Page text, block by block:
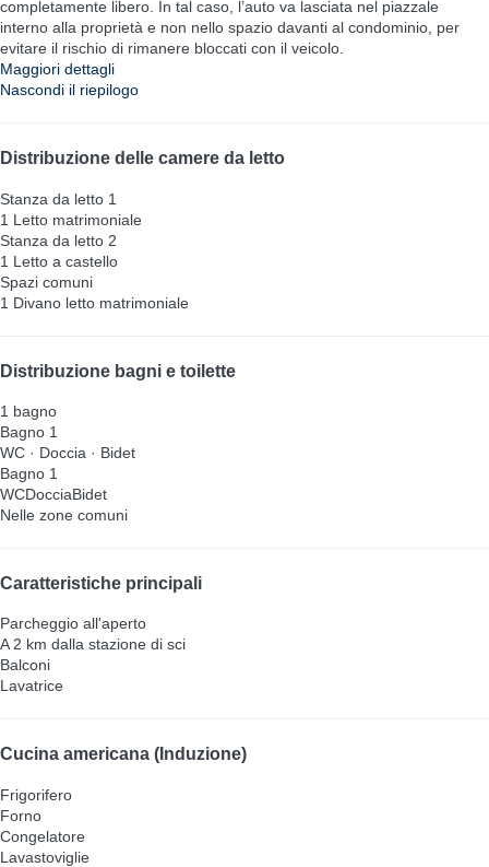
completamente libero. In tal caso, l’auto va lasciata nel piazzale
interno alla proprietà e non nello spazio davanti al condominio, per
evitare il rischio di rimanere bloccati con il veicolo.
Maggiori dettagli
Nascondi il riepilogo
Distribuzione delle camere da letto
Stanza da letto 1
1 Letto matrimoniale
Stanza da letto 2
1 Letto a castello
Spazi comuni
1 Divano letto matrimoniale
Distribuzione bagni e toilette
1 bagno
Bagno 1
WC · Doccia · Bidet
Bagno 1
WCDocciaBidet
Nelle zone comuni
Caratteristiche principali
Parcheggio all'aperto
A 2 km dalla stazione di sci
Balconi
Lavatrice
Cucina americana (Induzione)
Frigorifero
Forno
Congelatore
Lavastoviglie